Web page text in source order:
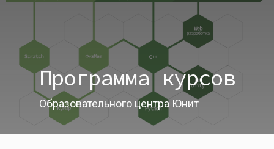
Программа курсов
Образовательного центра Юнит